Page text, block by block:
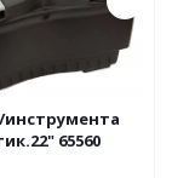
пластик.22" 65560